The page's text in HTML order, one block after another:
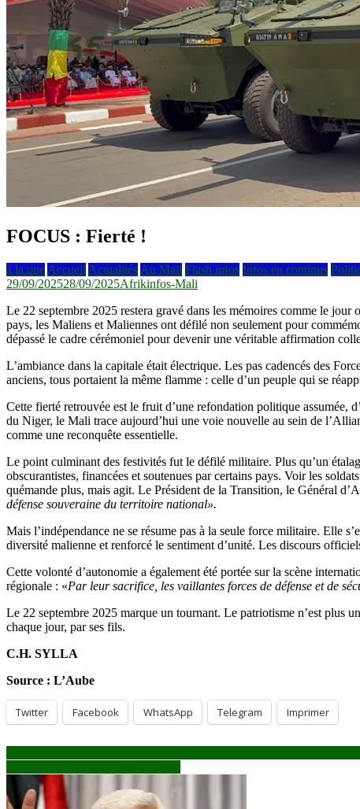
FOCUS : Fierté !
à la une Accueil Actualités Au Mali Flash infos Infos en continus
29/09/202528/09/2025Afrikinfos-Mali
Le 22 septembre 2025 restera gravé dans les mémoires comme le
pays, les Maliens et Maliennes ont défilé non seulement pour
dépassé le cadre cérémoniel pour devenir une véritable affirmation
L’ambiance dans la capitale était électrique. Les pas cadencés des
anciens, tous portaient la même flamme : celle d’un peuple qui se
Cette fierté retrouvée est le fruit d’une refondation politique assumée,
du Niger, le Mali trace aujourd’hui une voie nouvelle au sein de
comme une reconquête essentielle.
Le point culminant des festivités fut le défilé militaire. Plus qu’un
obscurantistes, financées et soutenues par certains pays. Voir les
quémande plus, mais agit. Le Président de la Transition, le Général
défense souveraine du territoire national».
Mais l’indépendance ne se résume pas à la seule force militaire. Elle
diversité malienne et renforcé le sentiment d’unité. Les discours
Cette volonté d’autonomie a également été portée sur la scène
régionale : «Par leur sacrifice, les vaillantes forces de défense et de
Le 22 septembre 2025 marque un tournant. Le patriotisme n’est plus
chaque jour, par ses fils.
C.H. SYLLA
Source : L’Aube
Twitter Facebook WhatsApp Telegram Imprimer
Navigation
de
l’article